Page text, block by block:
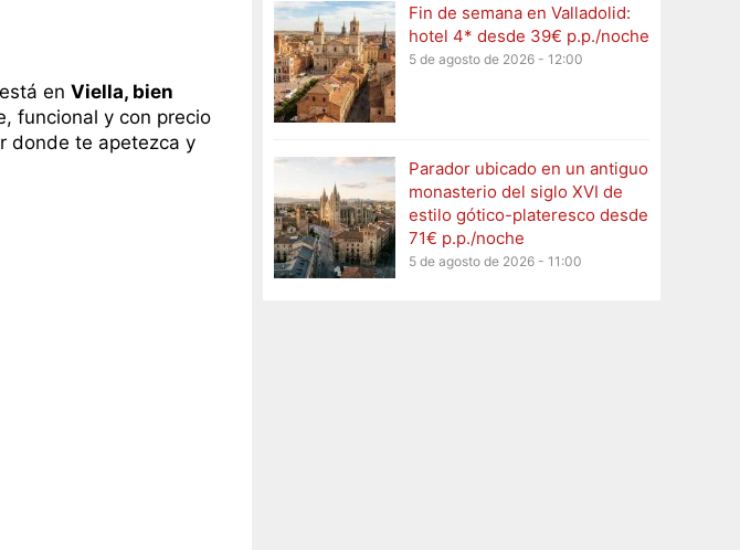
en Viella, bien
funcional y con precio
donde te apetezca y
Fin de semana en Valladolid:
hotel 4* desde 39€ p.p./noche
5 de agosto de 2026 - 12:00
Parador ubicado en un antiguo
monasterio del siglo XVI de
estilo gótico-plateresco desde
71€ p.p./noche
5 de agosto de 2026 - 11:00